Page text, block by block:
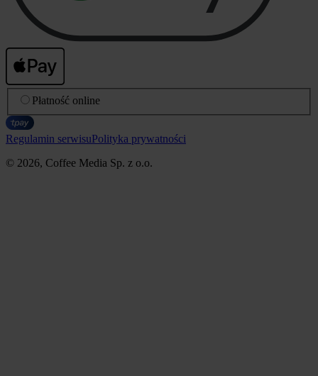
Płatność online
Regulamin serwisuPolityka prywatności
© 2026, Coffee Media Sp. z o.o.